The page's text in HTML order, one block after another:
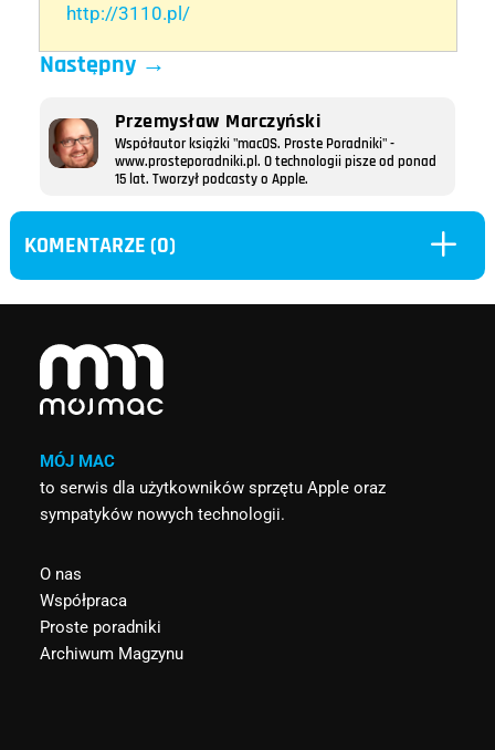
http://3110.pl/
Następny→
Przemysław Marczyński
Współautor książki "macOS. Proste Poradniki" -
www.prosteporadniki.pl. O technologii pisze od ponad
15 lat. Tworzył podcasty o Apple.
KOMENTARZE (0) L
MÓJ MAC
to serwis dla użytkowników sprzętu Apple oraz
sympatyków nowych technologii.
O nas
Współpraca
Proste poradniki
Archiwum Magzynu